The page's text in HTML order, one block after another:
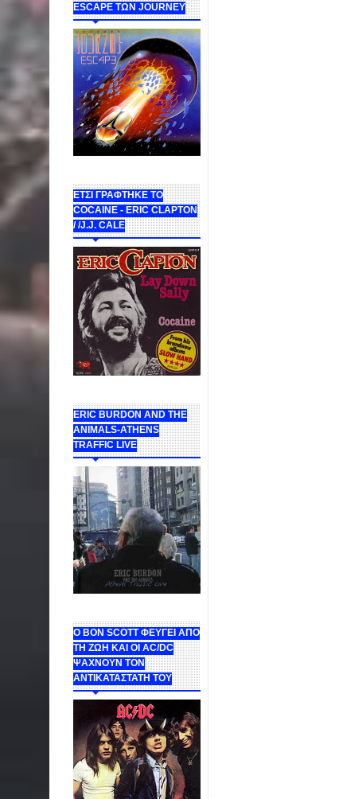
ESCAPE ΤΩΝ JOURNEY
ΕΤΣΙ ΓΡΑΦΤΗΚΕ ΤΟ
COCAINE - ERIC CLAPTON
/ /J.J. CALE
ERIC BURDON AND THE
ANIMALS-ATHENS
TRAFFIC LIVE
Ο BON SCOTT ΦΕΥΓΕΙ ΑΠΟ
ΤΗ ΖΩΗ ΚΑΙ ΟΙ AC/DC
ΨΑΧΝΟΥΝ ΤΟΝ
ΑΝΤΙΚΑΤΑΣΤΑΤΗ ΤΟΥ